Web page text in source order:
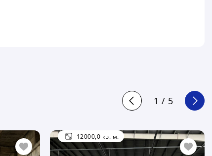
12000,0 кв. м.
1 / 5